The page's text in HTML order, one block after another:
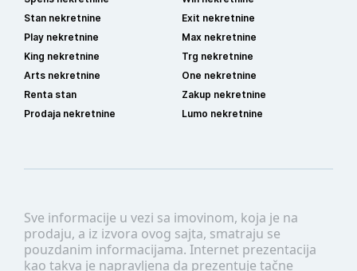
Sve informacije u vezi sa imovinom, koja je na
prodaju, a iz izvora ovog sajta, smatraju se
pouzdanim informacijama. Internet prezentacija
kao takva je napravljena da prezentuje tačne
Stan nekretnine
Exit nekretnine
Play nekretnine
Max nekretnine
King nekretnine
Trg nekretnine
Arts nekretnine
One nekretnine
Renta stan
Zakup nekretnine
Prodaja nekretnine
Lumo nekretnine